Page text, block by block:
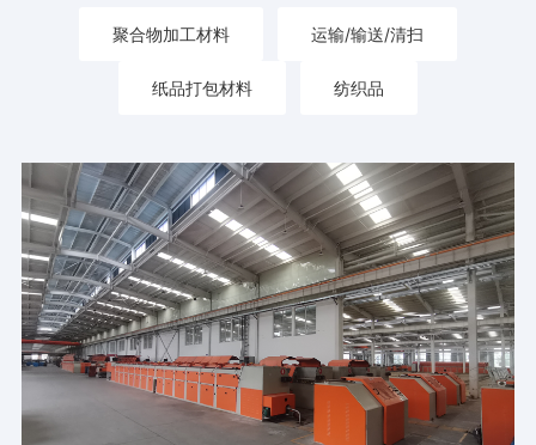
聚合物加工材料 运输/输送/清扫
纸品打包材料 纺织品